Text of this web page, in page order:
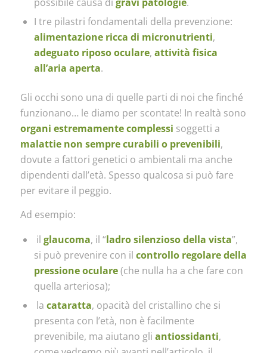
I tre pilastri fondamentali della prevenzione:
alimentazione ricca di micronutrienti,
adeguato riposo oculare, attività fisica
all’aria aperta.
Gli occhi sono una di quelle parti di noi che finché
funzionano… le diamo per scontate! In realtà sono
organi estremamente complessi soggetti a
malattie non sempre curabili o prevenibili,
dovute a fattori genetici o ambientali ma anche
dipendenti dall’età. Spesso qualcosa si può fare
per evitare il peggio.
Ad esempio:
il glaucoma, il “ladro silenzioso della vista”,
si può prevenire con il controllo regolare della
pressione oculare(che nulla ha a che fare con
quella arteriosa);
la cataratta, opacità del cristallino che si
presenta con l’età, non è facilmente
prevenibile, ma aiutano gli antiossidanti,